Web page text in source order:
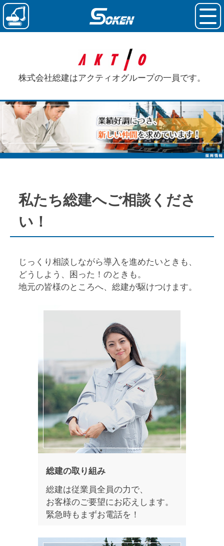
株式会社総建はアクティオグループの一員です。
私たち総建へご相談くださ
い！
じっくり相談しながら導入を進めたいときも、
どうしよう、困った！のときも。
地元の皆様のところへ、総建が駆けつけます。
総建の取り組み
総建は従業員全員の力で、
お客様のご要望にお応えします。
緊急時もまずお電話を！